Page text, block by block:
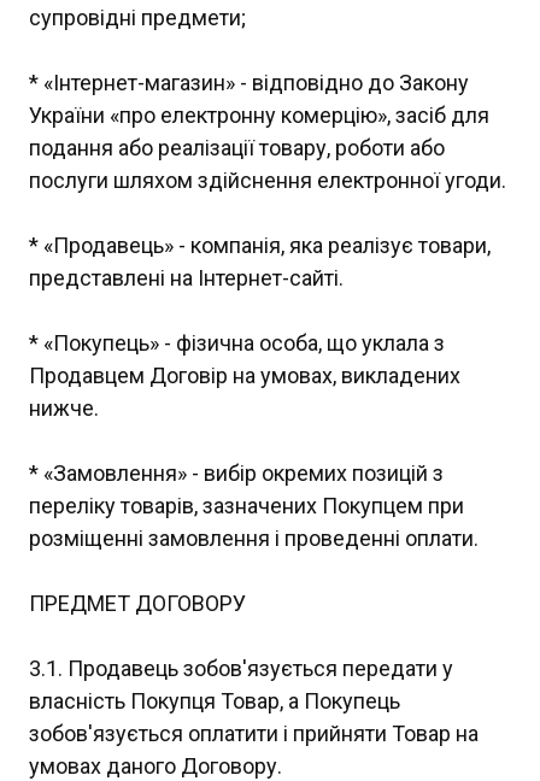
супровідні предмети;
* «Інтернет-магазин» - відповідно до Закону
України «про електронну комерцію», засіб для
подання або реалізації товару, роботи або
послуги шляхом здійснення електронної угоди.
* «Продавець» - компанія, яка реалізує товари,
представлені на Інтернет-сайті.
* «Покупець» - фізична особа, що уклала з
Продавцем Договір на умовах, викладених
нижче.
* «Замовлення» - вибір окремих позицій з
переліку товарів, зазначених Покупцем при
розміщенні замовлення і проведенні оплати.
ПРЕДМЕТ ДОГОВОРУ
3.1. Продавець зобов'язується передати у
власність Покупця Товар, а Покупець
зобов'язується оплатити і прийняти Товар на
умовах даного Договору.